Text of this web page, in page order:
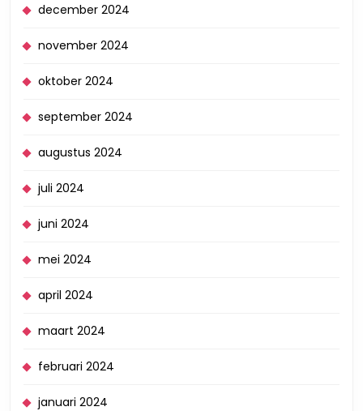
december 2024
november 2024
oktober 2024
september 2024
augustus 2024
juli 2024
juni 2024
mei 2024
april 2024
maart 2024
februari 2024
januari 2024